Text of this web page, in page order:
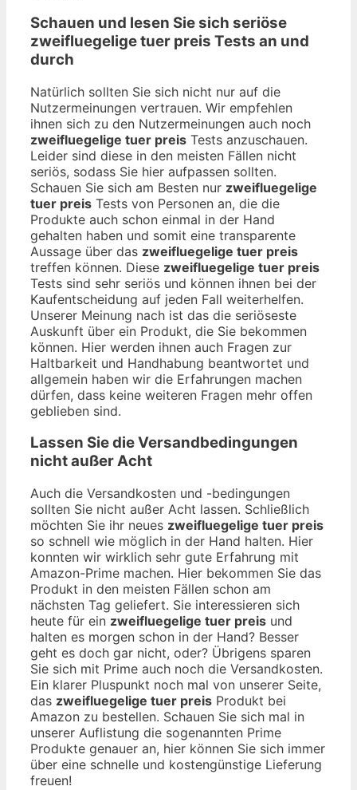
Schauen und lesen Sie sich seriöse
zweifluegelige tuer preis Tests an und
durch
Natürlich sollten Sie sich nicht nur auf die
Nutzermeinungen vertrauen. Wir empfehlen
ihnen sich zu den Nutzermeinungen auch noch
zweifluegelige tuer preis Tests anzuschauen.
Leider sind diese in den meisten Fällen nicht
seriös, sodass Sie hier aufpassen sollten.
Schauen Sie sich am Besten nur zweifluegelige
tuer preis Tests von Personen an, die die
Produkte auch schon einmal in der Hand
gehalten haben und somit eine transparente
Aussage über das zweifluegelige tuer preis
treffen können. Diese zweifluegelige tuer preis
Tests sind sehr seriös und können ihnen bei der
Kaufentscheidung auf jeden Fall weiterhelfen.
Unserer Meinung nach ist das die seriöseste
Auskunft über ein Produkt, die Sie bekommen
können. Hier werden ihnen auch Fragen zur
Haltbarkeit und Handhabung beantwortet und
allgemein haben wir die Erfahrungen machen
dürfen, dass keine weiteren Fragen mehr offen
geblieben sind.
Lassen Sie die Versandbedingungen
nicht außer Acht
Auch die Versandkosten und -bedingungen
sollten Sie nicht außer Acht lassen. Schließlich
möchten Sie ihr neues zweifluegelige tuer preis
so schnell wie möglich in der Hand halten. Hier
konnten wir wirklich sehr gute Erfahrung mit
Amazon-Prime machen. Hier bekommen Sie das
Produkt in den meisten Fällen schon am
nächsten Tag geliefert. Sie interessieren sich
heute für ein zweifluegelige tuer preis und
halten es morgen schon in der Hand? Besser
geht es doch gar nicht, oder? Übrigens sparen
Sie sich mit Prime auch noch die Versandkosten.
Ein klarer Pluspunkt noch mal von unserer Seite,
das zweifluegelige tuer preis Produkt bei
Amazon zu bestellen. Schauen Sie sich mal in
unserer Auflistung die sogenannten Prime
Produkte genauer an, hier können Sie sich immer
über eine schnelle und kostengünstige Lieferung
freuen!